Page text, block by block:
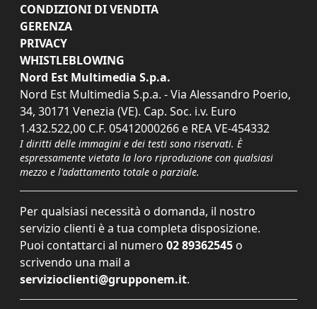
CONDIZIONI DI VENDITA
GERENZA
PRIVACY
WHISTLEBLOWING
Nord Est Multimedia S.p.a.
Nord Est Multimedia S.p.a. - Via Alessandro Poerio,
34, 30171 Venezia (VE). Cap. Soc. i.v. Euro
1.432.522,00 C.F. 05412000266 e REA VE-454332
I diritti delle immagini e dei testi sono riservati. È
espressamente vietata la loro riproduzione con qualsiasi
mezzo e l'adattamento totale o parziale.
Per qualsiasi necessità o domanda, il nostro
servizio clienti è a tua completa disposizione.
Puoi contattarci al numero 02 89362545 o
scrivendo una mail a
servizioclienti@grupponem.it.